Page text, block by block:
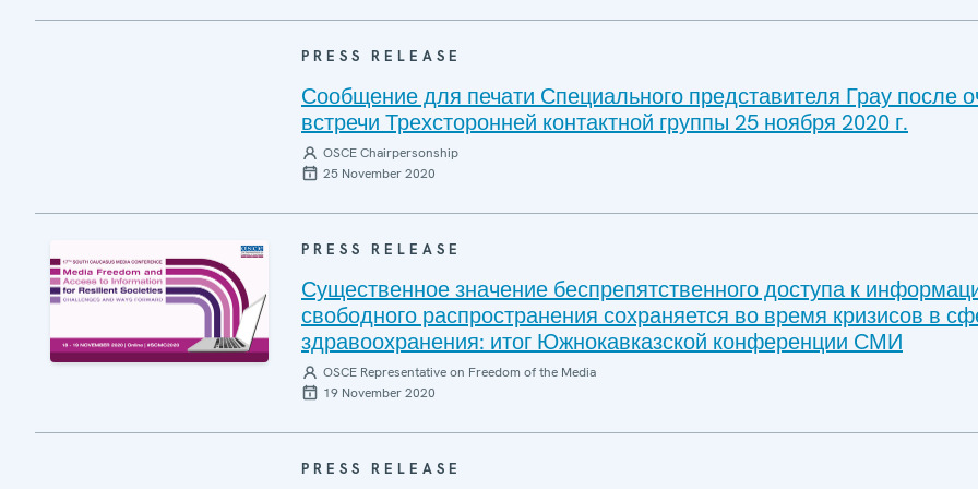
PRESS RELEASE
Сообщение для печати Специального представителя Грау после
встречи Трехсторонней контактной группы 25 ноября 2020 г.
OSCE Chairpersonship
25 November 2020
PRESS RELEASE
Существенное значение беспрепятственного доступа к
свободного распространения сохраняется во время кризисов в
здравоохранения: итог Южнокавказской конференции СМИ
OSCE Representative on Freedom of the Media
19 November 2020
PRESS RELEASE